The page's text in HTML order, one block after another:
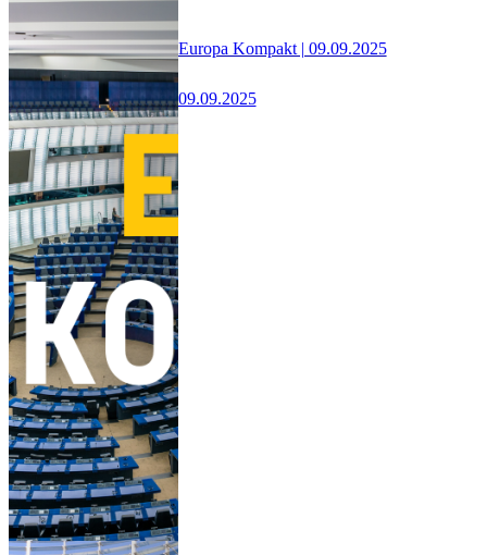
Europa Kompakt | 09.09.2025
09.09.2025